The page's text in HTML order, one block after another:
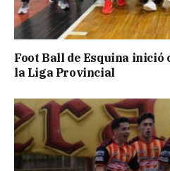
Foot Ball de Esquina inició
la Liga Provincial